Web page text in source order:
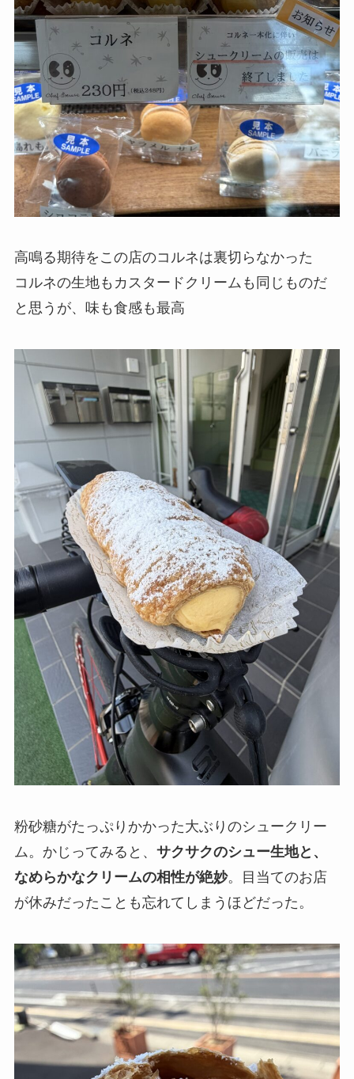
高鳴る期待をこの店のコルネは裏切らなかった
コルネの生地もカスタードクリームも同じものだ
と思うが、味も食感も最高
粉砂糖がたっぷりかかった大ぶりのシュークリー
ム。かじってみると、 サクサクのシュー生地と、
なめらかなクリームの相性が絶妙。目当てのお店
が休みだったことも忘れてしまうほどだった。